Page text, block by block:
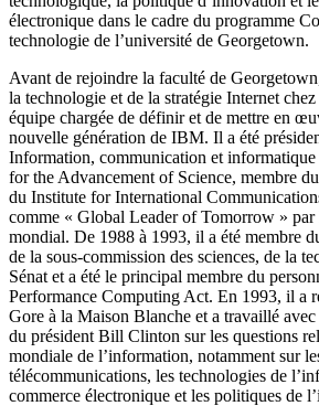
électronique dans le cadre du programme
technologie de l’université de Georgetown.
Avant de rejoindre la faculté de
la technologie et de la stratégie Internet
équipe chargée de définir et de mettre en
nouvelle génération de IBM. Il a été
Information, communication et informatique
for the Advancement of Science, membre
du Institute for International
comme « Global Leader of Tomorrow »
mondial. De 1988 à 1993, il a été membre
de la sous-commission des sciences, de la
Sénat et a été le principal membre du
Performance Computing Act. En 1993, il a
Gore à la Maison Blanche et a travaillé
du président Bill Clinton sur les questions
mondiale de l’information, notamment sur
télécommunications, les technologies de
commerce électronique et les politiques de